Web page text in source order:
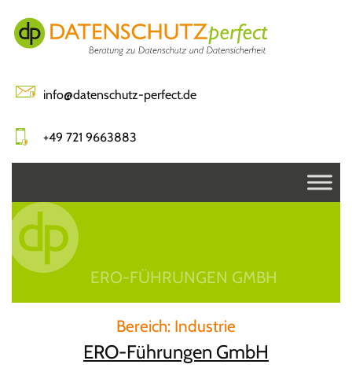
content
info@datenschutz-perfect.de
+49 721 9663883
ERO-FÜHRUNGEN GMBH
Bereich: Industrie
ERO-Führungen GmbH